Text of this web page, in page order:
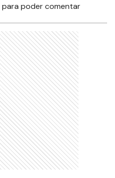
para poder comentar